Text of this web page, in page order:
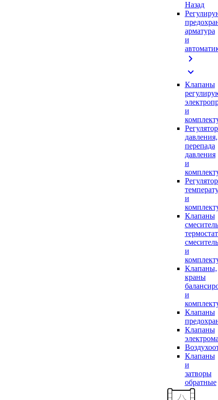
Назад
арматура
и
chevron_right
expand_more
Клапаны
и
давления,
перепада
давления
и
и
Клапаны
и
Клапаны,
краны
и
Клапаны
Клапаны
Клапаны
и
затворы
обратные